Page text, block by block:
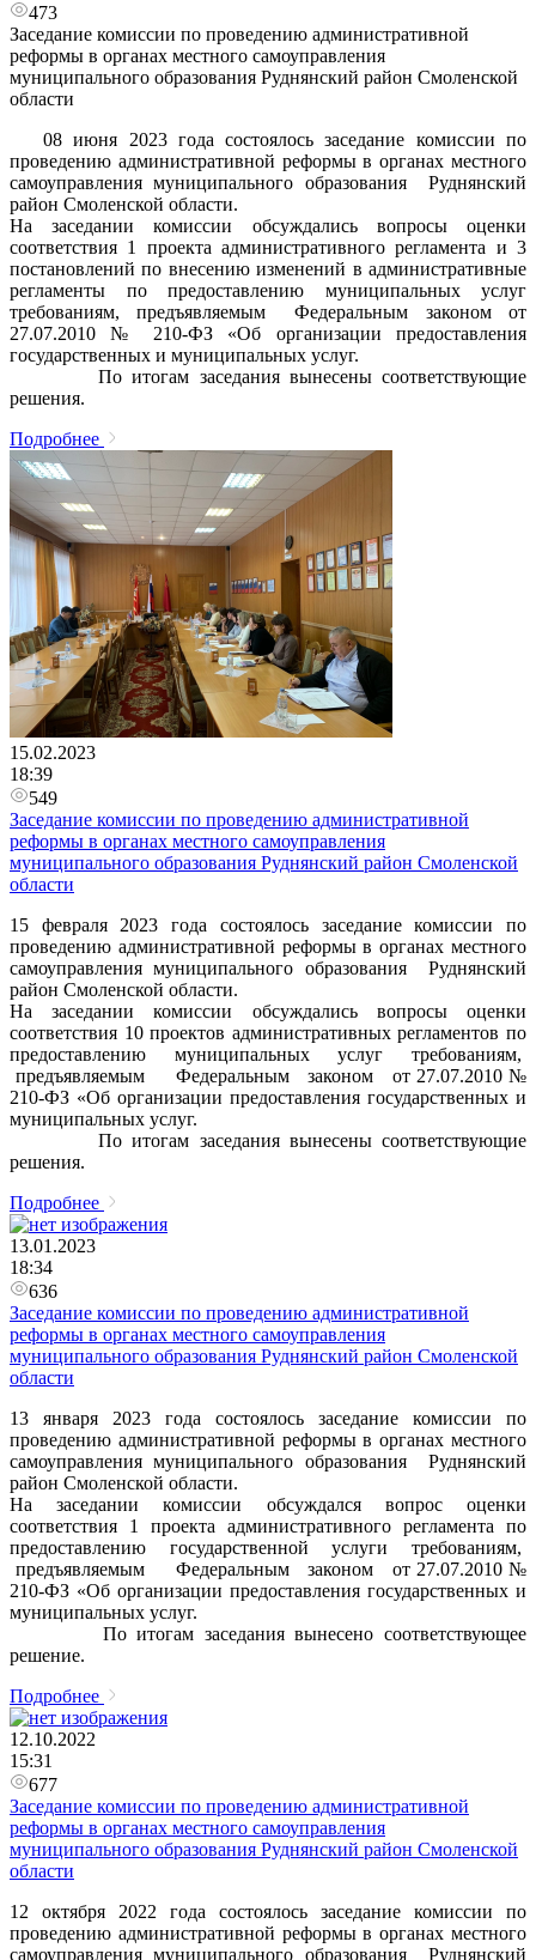
473
Заседание комиссии по проведению административной
реформы в органах местного самоуправления
муниципального образования Руднянский район Смоленской
области
08 июня 2023 года состоялось заседание комиссии по
проведению административной реформы в органах местного
самоуправления муниципального образования Руднянский
район Смоленской области.
На заседании комиссии обсуждались вопросы оценки
соответствия 1 проекта административного регламента и 3
постановлений по внесению изменений в административные
регламенты по предоставлению муниципальных услуг
требованиям, предъявляемым Федеральным законом от
27.07.2010 № 210-ФЗ «Об организации предоставления
государственных и муниципальных услуг.
По итогам заседания вынесены соответствующие
решения.
Подробнее
15.02.2023
18:39
549
Заседание комиссии по проведению административной
реформы в органах местного самоуправления
муниципального образования Руднянский район Смоленской
области
15 февраля 2023 года состоялось заседание комиссии по
проведению административной реформы в органах местного
самоуправления муниципального образования Руднянский
район Смоленской области.
На заседании комиссии обсуждались вопросы оценки
соответствия 10 проектов административных регламентов по
предоставлению муниципальных услуг требованиям,
предъявляемым Федеральным законом от 27.07.2010 №
210-ФЗ «Об организации предоставления государственных и
муниципальных услуг.
По итогам заседания вынесены соответствующие
решения.
Подробнее
13.01.2023
18:34
636
Заседание комиссии по проведению административной
реформы в органах местного самоуправления
муниципального образования Руднянский район Смоленской
области
13 января 2023 года состоялось заседание комиссии по
проведению административной реформы в органах местного
самоуправления муниципального образования Руднянский
район Смоленской области.
На заседании комиссии обсуждался вопрос оценки
соответствия 1 проекта административного регламента по
предоставлению государственной услуги требованиям,
предъявляемым Федеральным законом от 27.07.2010 №
210-ФЗ «Об организации предоставления государственных и
муниципальных услуг.
По итогам заседания вынесено соответствующее
решение.
Подробнее
12.10.2022
15:31
677
Заседание комиссии по проведению административной
реформы в органах местного самоуправления
муниципального образования Руднянский район Смоленской
области
12 октября 2022 года состоялось заседание комиссии по
проведению административной реформы в органах местного
самоуправления муниципального образования Руднянский